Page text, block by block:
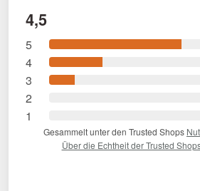
4,5
5
4
3
2
1
Gesammelt unter den Trusted Shops
Über die Echtheit der Trusted